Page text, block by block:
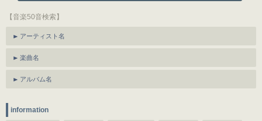
【音楽50音検索】
アーティスト名
楽曲名
アルバム名
information